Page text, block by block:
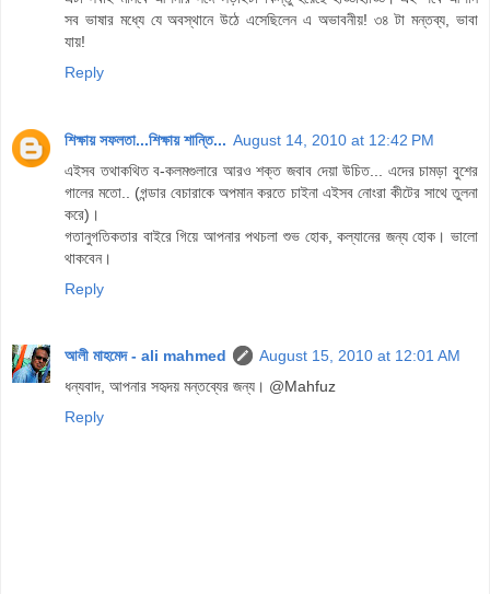
সব ভাষার মধ্যে যে অবস্থানে উঠে এসেছিলেন এ অভাবনীয়! ৩৪ টা মন্তব্য, ভাবা
যায়!
Reply
শিক্ষায় সফলতা...শিক্ষায় শান্তি... August 14, 2010 at 12:42 PM
এইসব তথাকথিত ব-কলমগুলারে আরও শক্ত জবাব দেয়া উচিত... এদের চামড়া বুশের
গালের মতো.. (গন্ডার বেচারাকে অপমান করতে চাইনা এইসব নোংরা কীটের সাথে তুলনা
করে)।
গতানুগতিকতার বাইরে গিয়ে আপনার পথচলা শুভ হোক, কল্যানের জন্য হোক। ভালো
থাকবেন।
Reply
আলী মাহমেদ - ali mahmed
August 15, 2010 at 12:01 AM
ধন্যবাদ, আপনার সহৃদয় মন্তব্যের জন্য। @Mahfuz
Reply